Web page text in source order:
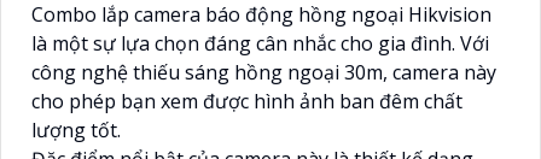
Combo lắp camera báo động hồng ngoại Hikvision
là một sự lựa chọn đáng cân nhắc cho gia đình. Với
công nghệ thiếu sáng hồng ngoại 30m, camera này
cho phép bạn xem được hình ảnh ban đêm chất
lượng tốt.